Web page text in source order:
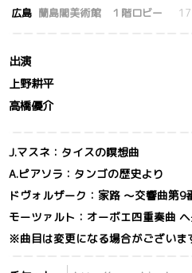
広島 蘭島閣美術館 １階ロビー
出演
上野耕平
高橋優介
J.マスネ：タイスの瞑想曲
A.ピアソラ：タンゴの歴史より
ドヴォルザーク：家路 ～交響曲第9
モーツァルト：オーボエ四重奏曲
※曲目は変更になる場合がございま